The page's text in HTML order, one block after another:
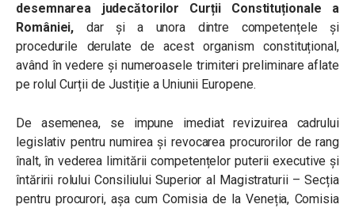
desemnarea judecătorilor Curții Constituționale a
României, dar și a unora dintre competențele și
procedurile derulate de acest organism constituțional,
având în vedere și numeroasele trimiteri preliminare aflate
pe rolul Curții de Justiție a Uniunii Europene.
De asemenea, se impune imediat revizuirea cadrului
legislativ pentru numirea și revocarea procurorilor de rang
înalt, în vederea limitării competențelor puterii executive și
întăririi rolului Consiliului Superior al Magistraturii – Secția
pentru procurori, așa cum Comisia de la Veneția, Comisia